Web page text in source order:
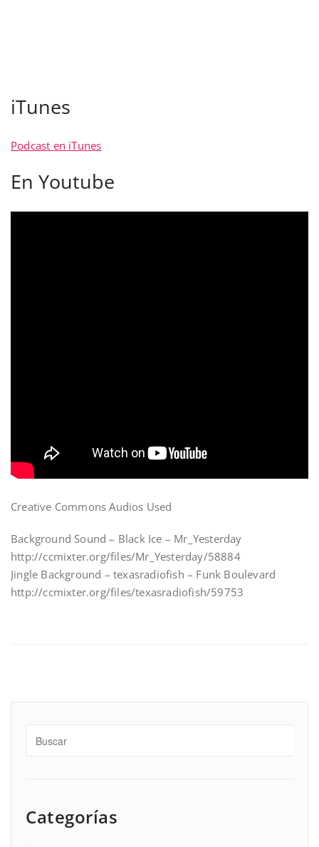
iTunes
Podcast en iTunes
En Youtube
Creative Commons Audios Used
Background Sound – Black Ice – Mr_Yesterday
http://ccmixter.org/files/Mr_Yesterday/58884
Jingle Background – texasradiofish – Funk Boulevard
http://ccmixter.org/files/texasradiofish/59753
Categorías